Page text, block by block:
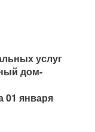
услуг
дом-
01 января